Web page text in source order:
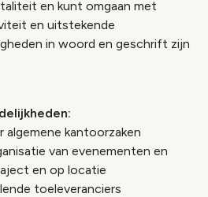
en kunt omgaan met
en uitstekende
in woord en geschrift zijn
kantoorzaken
van evenementen en
en op locatie
toeleveranciers